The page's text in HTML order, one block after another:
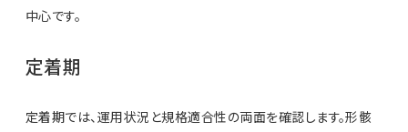
中心です。
定着期
定着期では、運用状況と規格適合性の両面を確認します。形骸